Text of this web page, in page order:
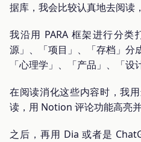
据库，我会比较认真地去阅读
我沿用 PARA 框架进行分
源」、「项目」、「存档」分
「心理学」、「产品」、「设
在阅读消化这些内容时，我
读，用 Notion 评论功能高亮并
之后，再用 Dia 或者是